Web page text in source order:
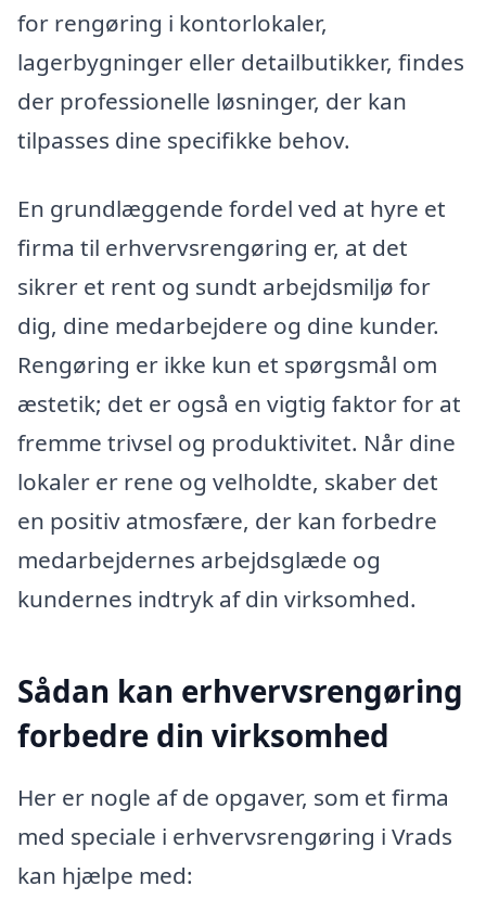
for rengøring i kontorlokaler,
lagerbygninger eller detailbutikker, findes
der professionelle løsninger, der kan
tilpasses dine specifikke behov.
En grundlæggende fordel ved at hyre et
firma til erhvervsrengøring er, at det
sikrer et rent og sundt arbejdsmiljø for
dig, dine medarbejdere og dine kunder.
Rengøring er ikke kun et spørgsmål om
æstetik; det er også en vigtig faktor for at
fremme trivsel og produktivitet. Når dine
lokaler er rene og velholdte, skaber det
en positiv atmosfære, der kan forbedre
medarbejdernes arbejdsglæde og
kundernes indtryk af din virksomhed.
Sådan kan erhvervsrengøring
forbedre din virksomhed
Her er nogle af de opgaver, som et firma
med speciale i erhvervsrengøring i Vrads
kan hjælpe med: